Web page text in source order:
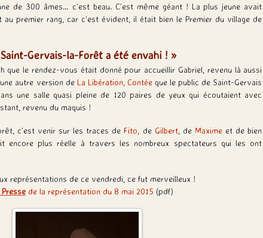
de 300 âmes… c’est beau. C’est même géant ! La plus jeune avait
au premier rang, car c’est évident, il était bien le Premier du village de
Gervais-la-Forêt a été envahi ! »
que le rendez-vous était donné pour accueillir Gabriel, revenu là aussi
autre version de La Libération, Contéeque le public de Saint-Gervais
une salle quasi pleine de 120 paires de yeux qui écoutaient avec
revenu du maquis !
c’est venir sur les traces deFito , de Gilbert, de Maxime et de bien
encore plus réelle à travers les nombreux spectateurs qui les ont
représentations de ce vendredi, ce fut merveilleux !
de la représentation du 8 mai 2015 (pdf)